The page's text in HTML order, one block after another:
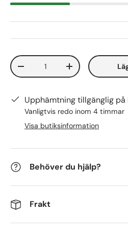
Antal
+
Upphämtning tillgänglig på
Vanligtvis redo inom 4 timmar
Visa butiksinformation
Behöver du hjälp?
Frakt